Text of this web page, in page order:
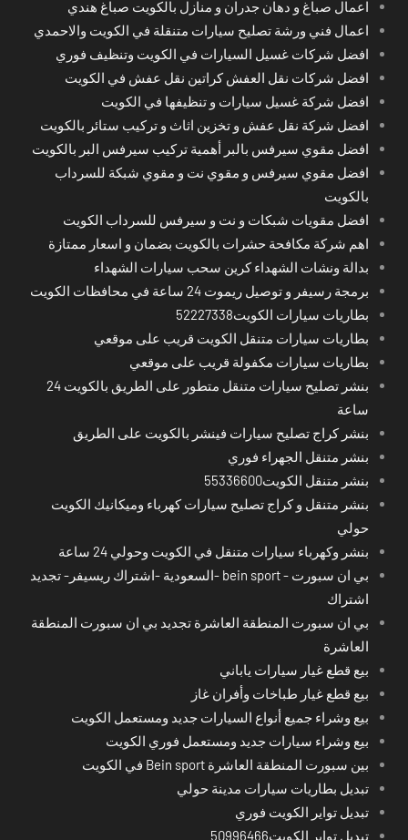
اعمال صباغ و دهان جدران و منازل بالكويت صباغ هندي
اعمال فني ورشة تصليح سيارات متنقلة في الكويت والاحمدي
افضل شركات غسيل السيارات في الكويت وتنظيف فوري
افضل شركات نقل العفش كراتين نقل عفش في الكويت
افضل شركة غسيل سيارات و تنظيفها في الكويت
افضل شركة نقل عفش و تخزين اثاث و تركيب ستائر بالكويت
افضل مقوي سيرفس بالبر أهمية تركيب سيرفس البر بالكويت
افضل مقوي سيرفس و مقوي نت و مقوي شبكة للسرداب
بالكويت
افضل مقويات شبكات و نت و سيرفس للسرداب الكويت
اهم شركة مكافحة حشرات بالكويت بضمان و اسعار ممتازة
بدالة ونشات الشهداء كرين سحب سيارات الشهداء
برمجة رسيفر و توصيل ريموت 24 ساعة في محافظات الكويت
بطاريات سيارات الكويت52227338
بطاريات سيارات متنقل الكويت قريب على موقعي
بطاريات سيارات مكفولة قريب على موقعي
بنشر تصليح سيارات متنقل متطور على الطريق بالكويت 24
ساعة
بنشر كراج تصليح سيارات فينشر بالكويت على الطريق
بنشر متنقل الجهراء فوري
بنشر متنقل الكويت55336600
بنشر متنقل و كراج تصليح سيارات كهرباء وميكانيك الكويت
حولي
بنشر وكهرباء سيارات متنقل في الكويت وحولي 24 ساعة
بي ان سبورت - bein sport -السعودية -اشتراك ريسيفر- تجديد
اشتراك
بي ان سبورت المنطقة العاشرة تجديد بي ان سبورت المنطقة
العاشرة
بيع قطع غيار سيارات ياباني
بيع قطع غيار طباخات وأفران غاز
بيع وشراء جميع أنواع السيارات جديد ومستعمل الكويت
بيع وشراء سيارات جديد ومستعمل فوري الكويت
بين سبورت المنطقة العاشرة Bein sport في الكويت
تبديل بطاريات سيارات مدينة حولي
تبديل تواير الكويت فوري
تبديل تواير الكويت50996466